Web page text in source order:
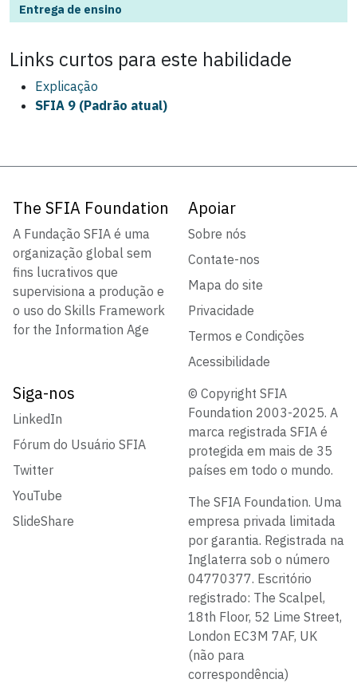
Entrega de ensino
Links curtos para este habilidade
Explicação
SFIA 9 (Padrão atual)
The SFIA Foundation
A Fundação SFIA é uma
organização global sem
fins lucrativos que
supervisiona a produção e
o uso do Skills Framework
for the Information Age
Apoiar
Sobre nós
Contate-nos
Mapa do site
Privacidade
Termos e Condições
Acessibilidade
Siga-nos
LinkedIn
Fórum do Usuário SFIA
Twitter
YouTube
SlideShare
© Copyright SFIA
Foundation 2003-2025. A
marca registrada SFIA é
protegida em mais de 35
países em todo o mundo.
The SFIA Foundation. Uma
empresa privada limitada
por garantia. Registrada na
Inglaterra sob o número
04770377. Escritório
registrado: The Scalpel,
18th Floor, 52 Lime Street,
London EC3M 7AF, UK
(não para
correspondência)